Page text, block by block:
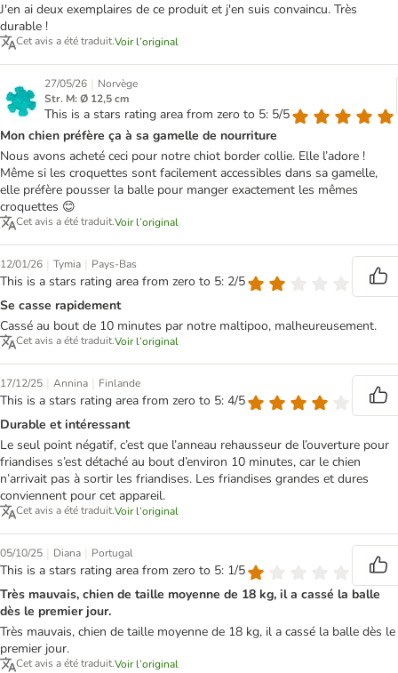
J'en ai deux exemplaires de ce produit et j'en suis convaincu. Très
durable !
Cet avis a été traduit.Voir l’original
27/05/26 | Norvège
Str. M: Ø 12,5 cm
This is a stars rating area from zero to 5: 5/5
Mon chien préfère ça à sa gamelle de nourriture
Nous avons acheté ceci pour notre chiot border collie. Elle l’adore !
Même si les croquettes sont facilement accessibles dans sa gamelle,
elle préfère pousser la balle pour manger exactement les mêmes
croquettes 😊
Cet avis a été traduit.Voir l’original
12/01/26 | Tymia | Pays-Bas
This is a stars rating area from zero to 5: 2/5
Se casse rapidement
Cassé au bout de 10 minutes par notre maltipoo, malheureusement.
Cet avis a été traduit.Voir l’original
17/12/25 | Annina | Finlande
This is a stars rating area from zero to 5: 4/5
Durable et intéressant
Le seul point négatif, c’est que l’anneau rehausseur de l’ouverture pour
friandises s’est détaché au bout d’environ 10 minutes, car le chien
n’arrivait pas à sortir les friandises. Les friandises grandes et dures
conviennent pour cet appareil.
Cet avis a été traduit.Voir l’original
05/10/25 | Diana | Portugal
This is a stars rating area from zero to 5: 1/5
Très mauvais, chien de taille moyenne de 18 kg, il a cassé la balle
dès le premier jour.
Très mauvais, chien de taille moyenne de 18 kg, il a cassé la balle dès le
premier jour.
Cet avis a été traduit.Voir l’original